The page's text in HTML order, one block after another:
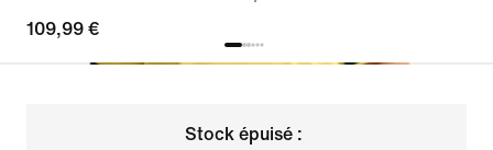
109,99 €
Stock épuisé :